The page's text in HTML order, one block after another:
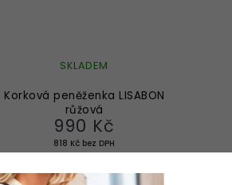
Korková peněženka LISABON
růžová
SKLADEM
818 Kč bez DPH
990 Kč
DO KOŠÍKU